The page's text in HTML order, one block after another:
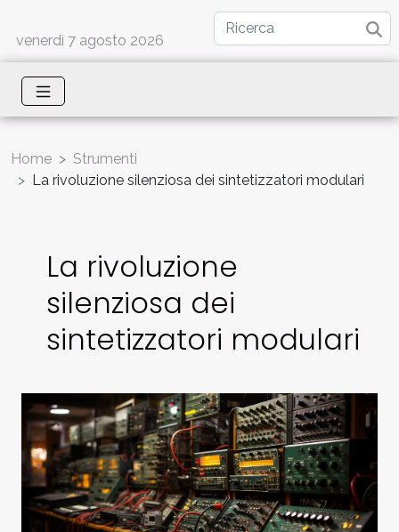
venerdì 7 agosto 2026
Home
Strumenti
La rivoluzione silenziosa dei sintetizzatori modulari
La rivoluzione
silenziosa dei
sintetizzatori modulari